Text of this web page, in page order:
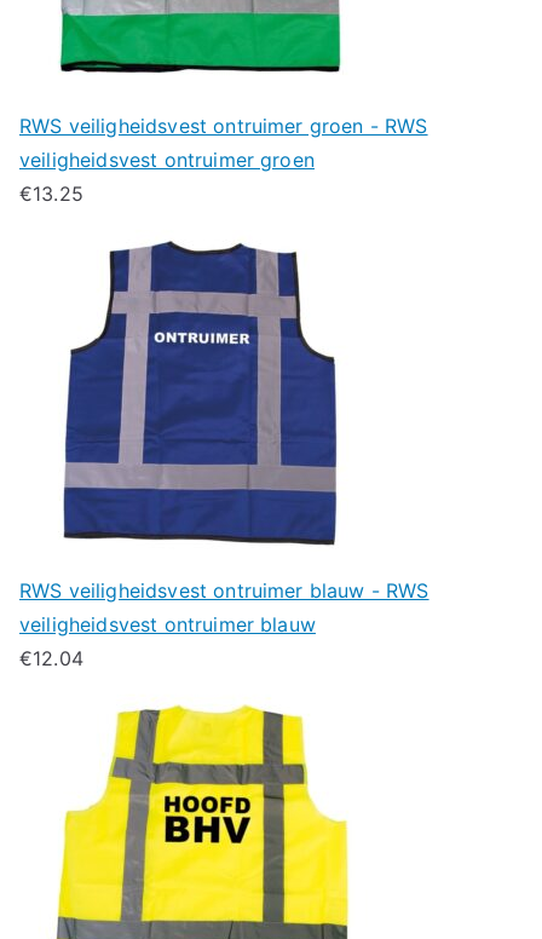
RWS veiligheidsvest ontruimer groen - RWS
veiligheidsvest ontruimer groen
€13.25
RWS veiligheidsvest ontruimer blauw - RWS
veiligheidsvest ontruimer blauw
€12.04